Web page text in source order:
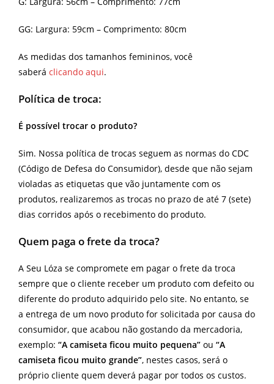
GG: Largura: 59cm – Comprimento: 80cm
As medidas dos tamanhos femininos, você
saberá clicando aqui.
Política de troca:
É possível trocar o produto?
Sim. Nossa política de trocas seguem as normas do CDC
(Código de Defesa do Consumidor), desde que não sejam
violadas as etiquetas que vão juntamente com os
produtos, realizaremos as trocas no prazo de até 7 (sete)
dias corridos após o recebimento do produto.
Quem paga o frete da troca?
A Seu Lóza se compromete em pagar o frete da troca
sempre que o cliente receber um produto com defeito ou
diferente do produto adquirido pelo site. No entanto, se
a entrega de um novo produto for solicitada por causa do
consumidor, que acabou não gostando da mercadoria,
exemplo: “A camiseta ficou muito pequena” ou “A
camiseta ficou muito grande”, nestes casos, será o
próprio cliente quem deverá pagar por todos os custos.